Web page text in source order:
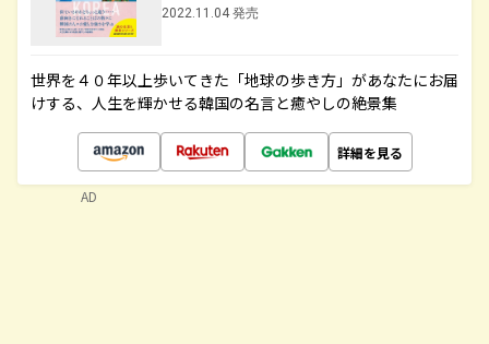
2022.11.04 発売
世界を４０年以上歩いてきた「地球の歩き方」があなたにお届
けする、人生を輝かせる韓国の名言と癒やしの絶景集
詳細を見る
AD